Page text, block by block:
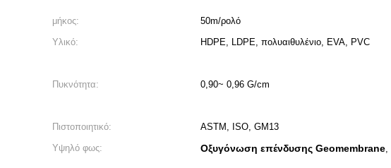
μήκος: 50m/ρολό
Υλικό:
HDPE, LDPE, πολυαιθυλένιο, EVA, PVC
Πυκνότητα:
0,90~ 0,96 G/cm
Πιστοποιητικό:
ASTM, ISO, GM13
Υψηλό φως:
Οξυγόνωση επένδυσης Geomembrane,